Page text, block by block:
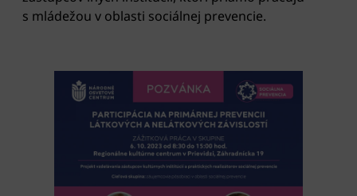
s mládežou v oblasti sociálnej prevencie.